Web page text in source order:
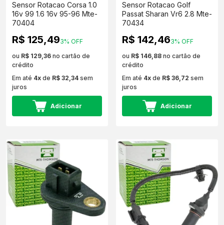
Sensor Rotacao Corsa 1.0
16v 99 1.6 16v 95-96 Mte-
70404
R$ 125,493% OFF
ou R$ 129,36 no cartão de
crédito
Em até 4x de R$ 32,34 sem
juros
Adicionar
Sensor Rotacao Golf
Passat Sharan Vr6 2.8 Mte-
70434
R$ 142,463% OFF
ou R$ 146,88 no cartão de
crédito
Em até 4x de R$ 36,72 sem
juros
Adicionar